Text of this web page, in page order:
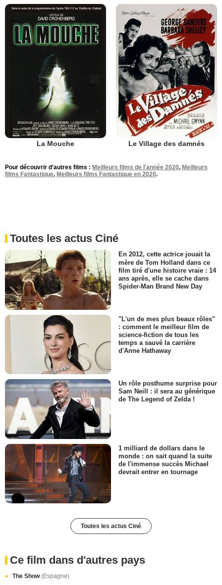
La Mouche Le Village des damnés
Pour découvrir d'autres films : Meilleurs films de l'année 2020, Meilleurs
films Fantastique, Meilleurs films Fantastique en 2020.
Toutes les actus Ciné
En 2012, cette actrice jouait la
mère de Tom Holland dans ce
film tiré d'une histoire vraie : 14
ans après, elle se cache dans
Spider-Man Brand New Day
"L'un de mes plus beaux rôles"
: comment le meilleur film de
science-fiction de tous les
temps a sauvé la carrière
d'Anne Hathaway
Un rôle posthume surprise pour
Sam Neill : il sera au générique
de The Legend of Zelda !
1 milliard de dollars dans le
monde : on sait quand la suite
de l'immense succès Michael
devrait entrer en tournage
Toutes les actus Ciné
Ce film dans d'autres pays
The Show(Espagne)